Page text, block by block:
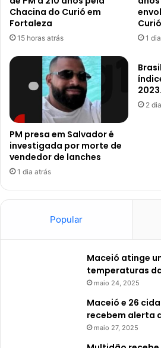
Chacina do Curió em
Fortaleza
15 horas atrás
Curió
1
PM presa em Salvador é
investigada por morte de
vendedor de lanches
1 dia atrás
2023.
2
Popular
Maceió atinge
temperaturas
maio 24, 2025
Maceió e 26
recebem alerta
maio 27, 2025